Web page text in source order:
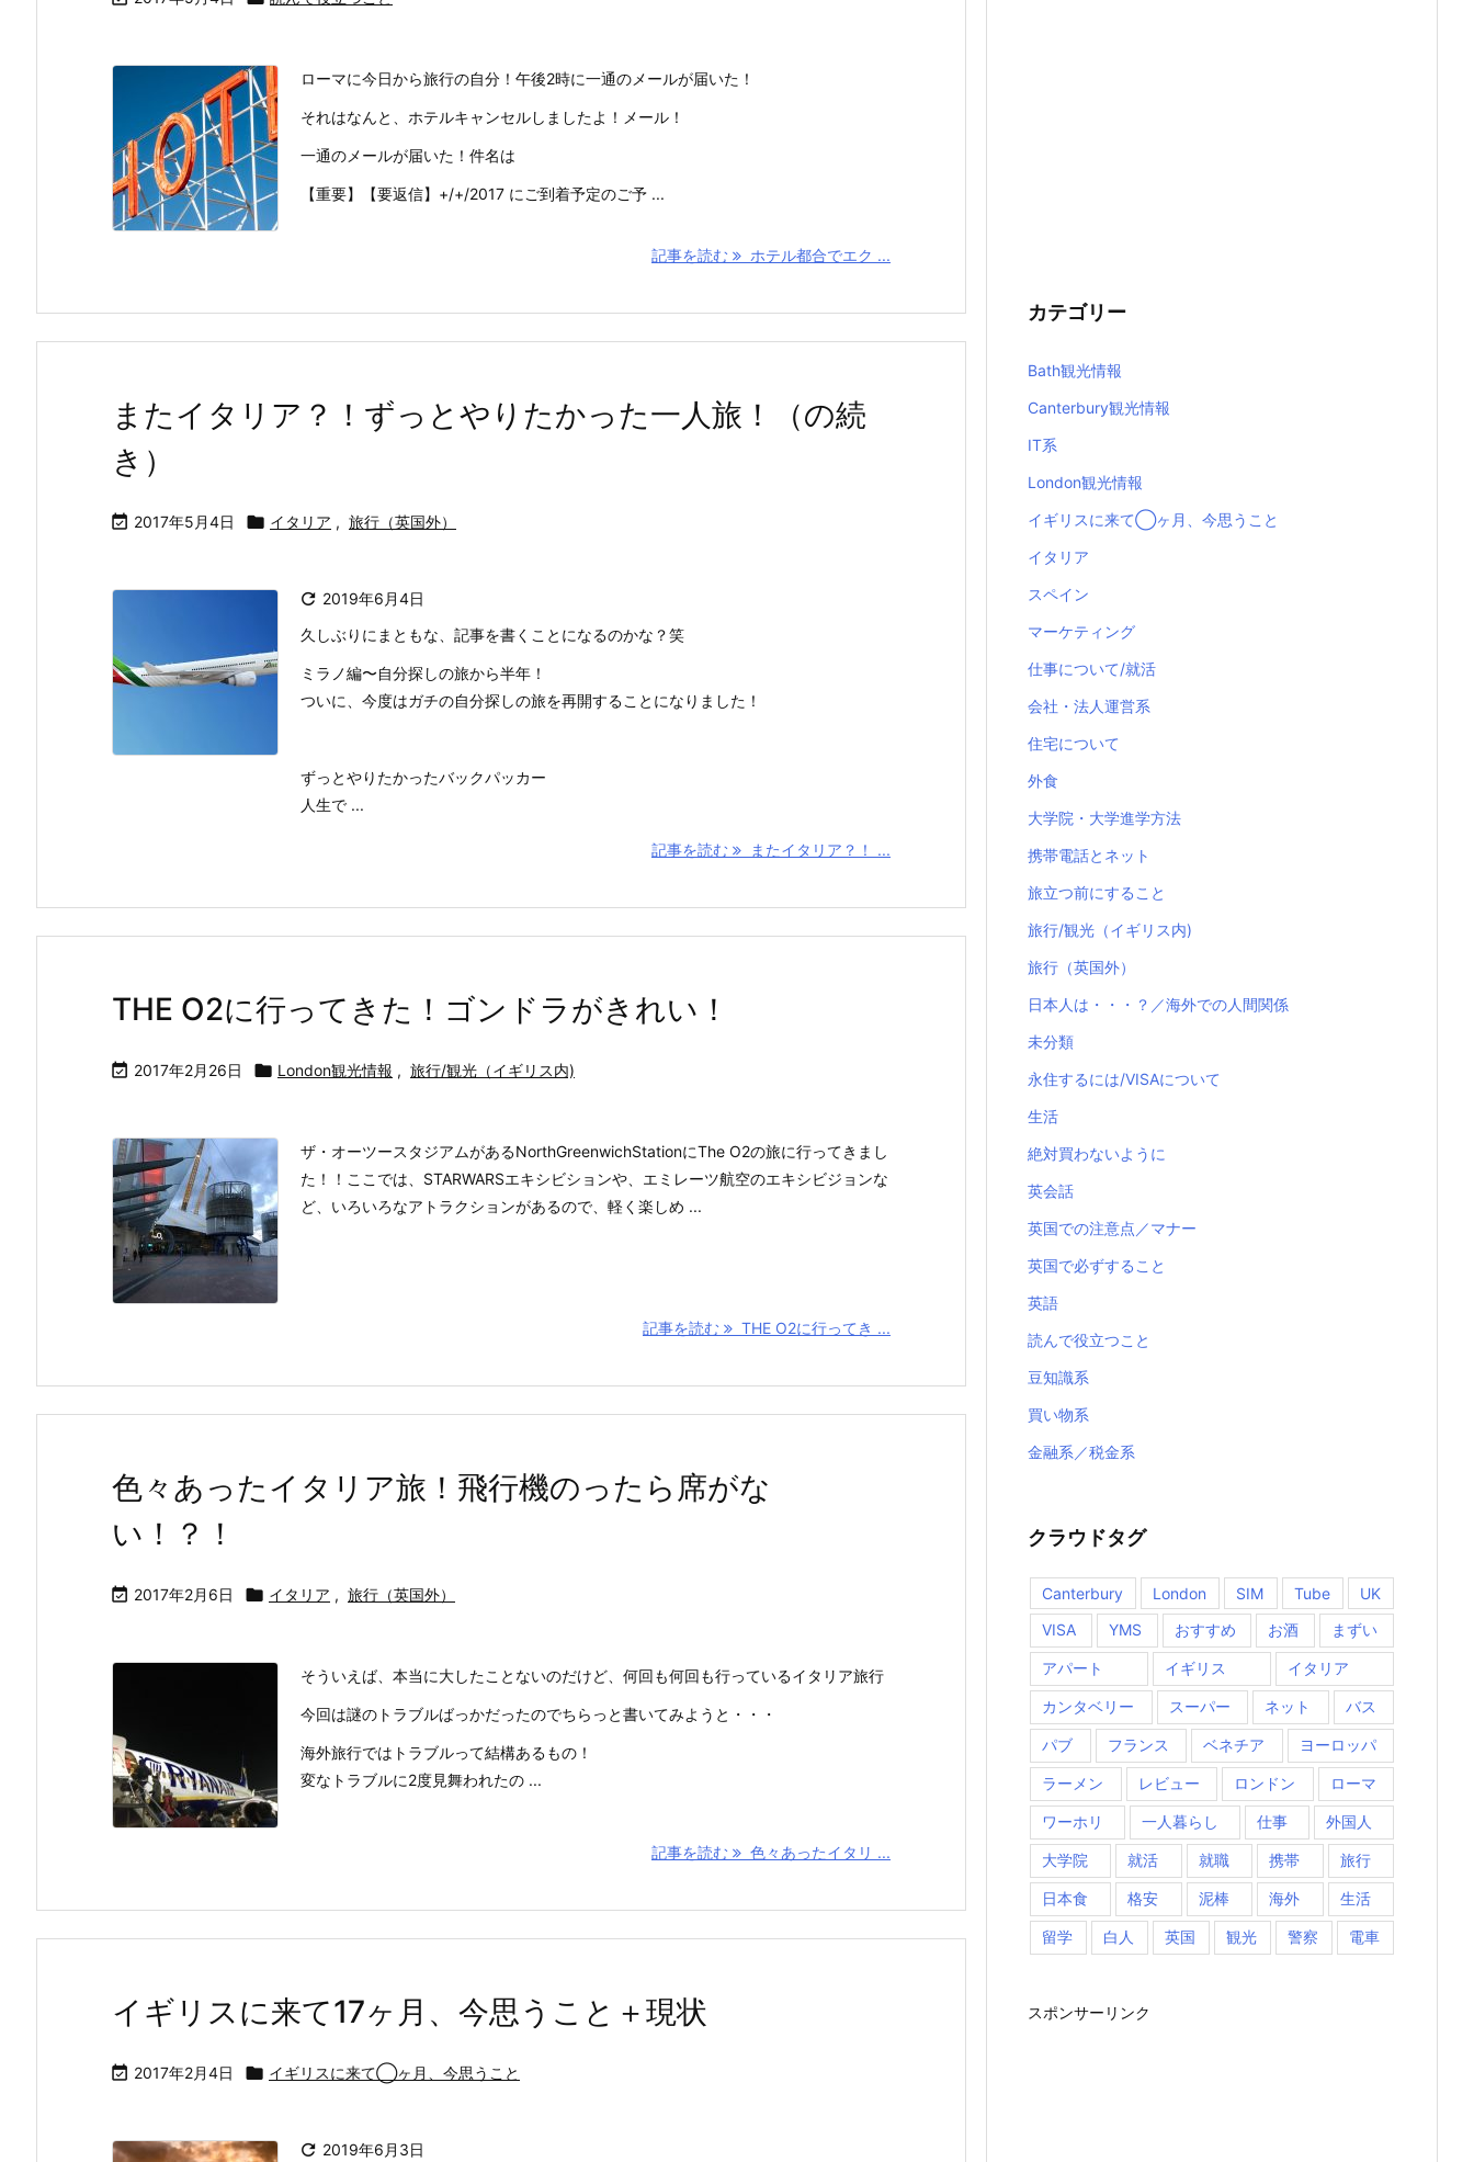
ローマに今日から旅行の自分！午後2時に一通のメールが届いた！
それはなんと、ホテルキャンセルしましたよ！メール！
一通のメールが届いた！件名は
【重要】【要返信】+/+/2017 にご到着予定のご予 ...
記事を読む ホテル都合でエク ...
またイタリア？！ずっとやりたかった一人旅！（の続
き）
 2017年5月4日  イタリア , 旅行（英国外）
 2019年6月4日
久しぶりにまともな、記事を書くことになるのかな？笑
ミラノ編〜自分探しの旅から半年！
ついに、今度はガチの自分探しの旅を再開することになりました！
ずっとやりたかったバックパッカー
人生で ...
記事を読む またイタリア？！ ...
THE O2に行ってきた！ゴンドラがきれい！
 2017年2月26日  London観光情報 , 旅行/観光（イギリス内)
ザ・オーツースタジアムがあるNorthGreenwichStationにThe O2の旅に行ってきまし
た！！ここでは、STARWARSエキシビションや、エミレーツ航空のエキシビジョンな
ど、いろいろなアトラクションがあるので、軽く楽しめ ...
記事を読む THE O2に行ってき ...
色々あったイタリア旅！飛行機のったら席がな
い！？！
 2017年2月6日  イタリア , 旅行（英国外）
そういえば、本当に大したことないのだけど、何回も何回も行っているイタリア旅行
今回は謎のトラブルばっかだったのでちらっと書いてみようと・・・
海外旅行ではトラブルって結構あるもの！
変なトラブルに2度見舞われたの ...
記事を読む 色々あったイタリ ...
イギリスに来て17ヶ月、今思うこと＋現状
 2017年2月4日  イギリスに来て◯ヶ月、今思うこと
 2019年6月3日
カテゴリー
Bath観光情報
Canterbury観光情報
IT系
London観光情報
イギリスに来て◯ヶ月、今思うこと
イタリア
スペイン
マーケティング
仕事について/就活
会社・法人運営系
住宅について
外食
大学院・大学進学方法
携帯電話とネット
旅立つ前にすること
旅行/観光（イギリス内)
旅行（英国外）
日本人は・・・？／海外での人間関係
未分類
永住するには/VISAについて
生活
絶対買わないように
英会話
英国での注意点／マナー
英国で必ずすること
英語
読んで役立つこと
豆知識系
買い物系
金融系／税金系
クラウドタグ
Canterbury London SIM Tube
UK
VISA
YMS おすすめ お酒 まずい
アパート イギリス イタリア
カンタベリー スーパー ネット バス
パブ フランス ベネチア ヨーロッパ
ラーメン レビュー ロンドン ローマ
ワーホリ 一人暮らし 仕事 外国人
大学院 就活 就職 携帯 旅行
日本食 格安 泥棒 海外 生活
留学 白人 英国 観光 警察 電車
スポンサーリンク